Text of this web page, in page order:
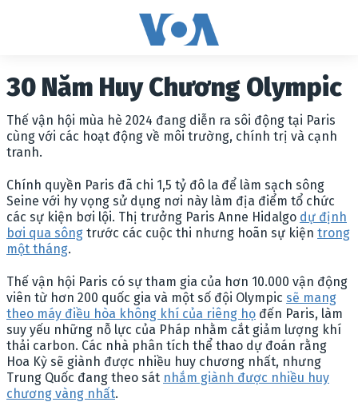
30 Năm Huy Chương Olympic
Thế vận hội mùa hè 2024 đang diễn ra sôi động tại Paris
cùng với các hoạt động về môi trường, chính trị và cạnh
tranh.
Chính quyền Paris đã chi 1,5 tỷ đô la để làm sạch sông
Seine với hy vọng sử dụng nơi này làm địa điểm tổ chức
các sự kiện bơi lội. Thị trưởng Paris Anne Hidalgo dự định
bơi qua sông trước các cuộc thi nhưng hoãn sự kiện trong
một tháng.
Thế vận hội Paris có sự tham gia của hơn 10.000 vận động
viên từ hơn 200 quốc gia và một số đội Olympic sẽ mang
theo máy điều hòa không khí của riêng họ đến Paris, làm
suy yếu những nỗ lực của Pháp nhằm cắt giảm lượng khí
thải carbon. Các nhà phân tích thể thao dự đoán rằng
Hoa Kỳ sẽ giành được nhiều huy chương nhất, nhưng
Trung Quốc đang theo sát nhắm giành được nhiều huy
chương vàng nhất.